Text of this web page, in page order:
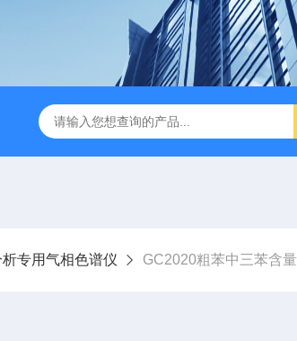
谱仪价格/国产气相色谱仪厂家
专用气相色谱仪 GC2020粗苯中三苯含